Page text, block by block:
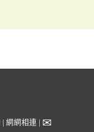
| 網網相連 | ✉